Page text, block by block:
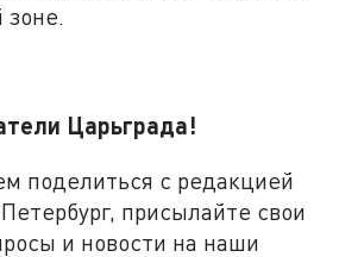
Царьграда!
поделиться с редакцией
присылайте свои
и новости на наши